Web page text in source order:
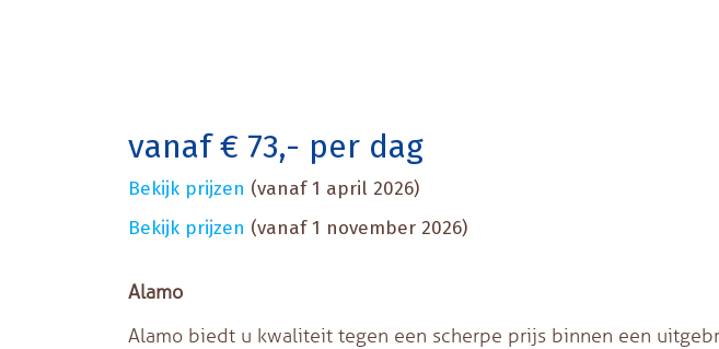
vanaf € 73,- per dag
Bekijk prijzen (vanaf 1 april 2026)
Bekijk prijzen (vanaf 1 november 2026)
Alamo
Alamo biedt u kwaliteit tegen een scherpe prijs binnen een